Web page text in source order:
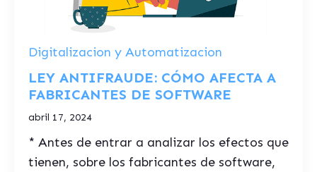
Digitalizacion y Automatizacion
LEY ANTIFRAUDE: CÓMO AFECTA A
FABRICANTES DE SOFTWARE
abril 17, 2024
* Antes de entrar a analizar los efectos que
tienen, sobre los fabricantes de software,